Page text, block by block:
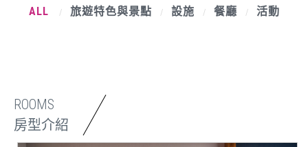
ALL / 旅遊特色與景點 / 設施 / 餐廳 / 活動
ROOMS
房型介紹